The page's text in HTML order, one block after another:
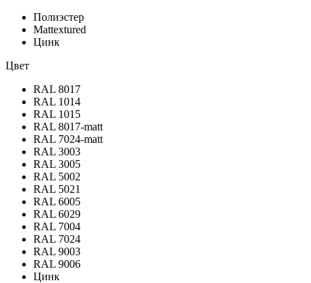
Полиэстер
Mattextured
Цинк
Цвет
RAL 8017
RAL 1014
RAL 1015
RAL 8017-matt
RAL 7024-matt
RAL 3003
RAL 3005
RAL 5002
RAL 5021
RAL 6005
RAL 6029
RAL 7004
RAL 7024
RAL 9003
RAL 9006
Цинк